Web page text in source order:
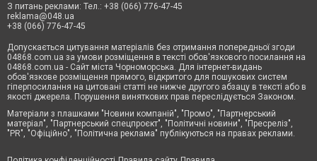
З питань реклами: Тел.: +38 (066) 776-47-45
reklama@048.ua
+38 (066) 776-47-45
Допускається цитування матеріалів без отримання попередньої згоди
04868.com.ua за умови розміщення в тексті обов'язкового посилання на
04868.com.ua - Сайт міста Чорноморська. Для інтернет-видань
обов'язкове розміщення прямого, відкритого для пошукових систем
гіперпосилання на цитовані статті не нижче другого абзацу в тексті або в
якості джерела. Порушення виняткових прав переслідується Законом.
Матеріали з плашками "Новини компаній", "Промо", "Партнерський
матеріал", "Партнерський спецпроєкт", "Політичні новини", "Пресреліз",
"PR", "Офіційно", "Політична реклама" публікуються на правах реклами.